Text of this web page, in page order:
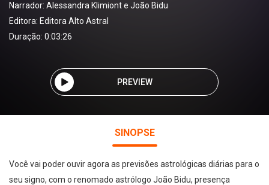
Narrador: Alessandra Klimiont e João Bidu
Editora: Editora Alto Astral
Duração: 0:03:26
PREVIEW
SINOPSE
Você vai poder ouvir agora as previsões astrológicas diárias para o
seu signo, com o renomado astrólogo João Bidu, presença